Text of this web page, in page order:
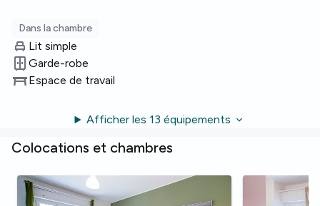
Dans la chambre
Lit simple
Garde-robe
Espace de travail
Afficher les 13 équipements
Colocations et chambres